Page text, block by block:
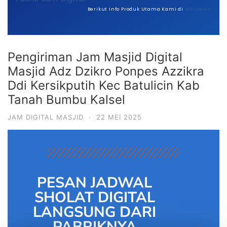
Berikut Info Produk Utama Kami di wikipedia
Pengiriman Jam Masjid Digital
Masjid Adz Dzikro Ponpes Azzikra
Ddi Kersikputih Kec Batulicin Kab
Tanah Bumbu Kalsel
JAM DIGITAL MASJID · 22 MEI 2025
PESAN JADWAL
SHOLAT DIGITAL
LANGSUNG DARI